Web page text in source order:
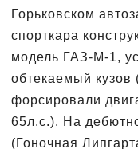
Горьковском
спорткара
модель ГАЗ-М-1,
обтекаемый кузов
форсировали
65л.с.). На
(Гоночная